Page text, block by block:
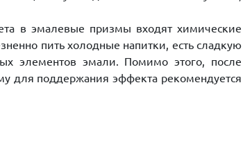
в эмалевые призмы входят химические
пить холодные напитки, есть сладкую
элементов эмали. Помимо этого, после
для поддержания эффекта рекомендуется